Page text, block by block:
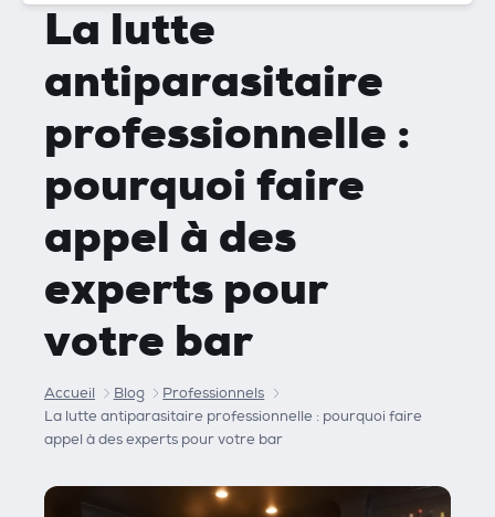
La lutte
antiparasitaire
professionnelle :
pourquoi faire
appel à des
experts pour
votre bar
Accueil Blog
Professionnels
La lutte antiparasitaire professionnelle : pourquoi faire
appel à des experts pour votre bar